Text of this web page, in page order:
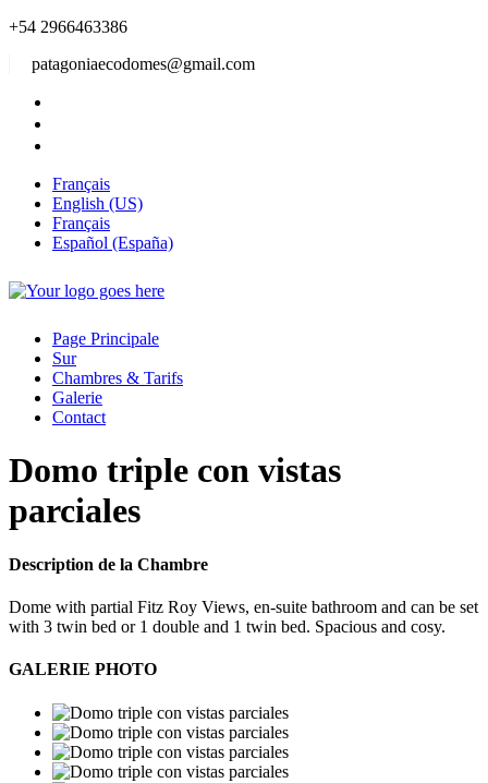
+54 2966463386
patagoniaecodomes@gmail.com
Français
English (US)
Français
Español (España)
Page Principale
Sur
Chambres & Tarifs
Galerie
Contact
Domo triple con vistas
parciales
Description de la Chambre
Dome with partial Fitz Roy Views, en-suite bathroom and can be set
with 3 twin bed or 1 double and 1 twin bed. Spacious and cosy.
GALERIE PHOTO